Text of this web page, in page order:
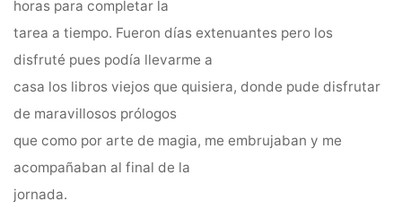
horas para completar la
tarea a tiempo. Fueron días extenuantes pero los
disfruté pues podía llevarme a
casa los libros viejos que quisiera, donde pude disfrutar
de maravillosos prólogos
que como por arte de magia, me embrujaban y me
acompañaban al final de la
jornada.